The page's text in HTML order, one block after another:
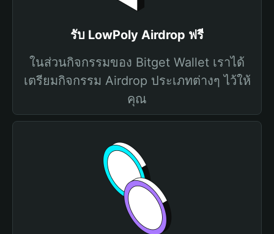
รับ LowPoly Airdrop ฟรี
ในส่วนกิจกรรมของ Bitget Wallet เราได้
เตรียมกิจกรรม Airdrop ประเภทต่างๆ ไว้ให้
คุณ